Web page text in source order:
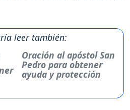
leer también:
Oración al apóstol San
Pedro para obtener
ayuda y protección